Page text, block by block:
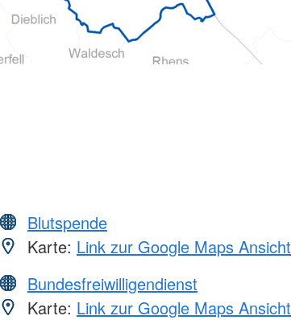
Blutspende
Karte: Link zur Google Maps Ansicht
Bundesfreiwilligendienst
Karte: Link zur Google Maps Ansicht